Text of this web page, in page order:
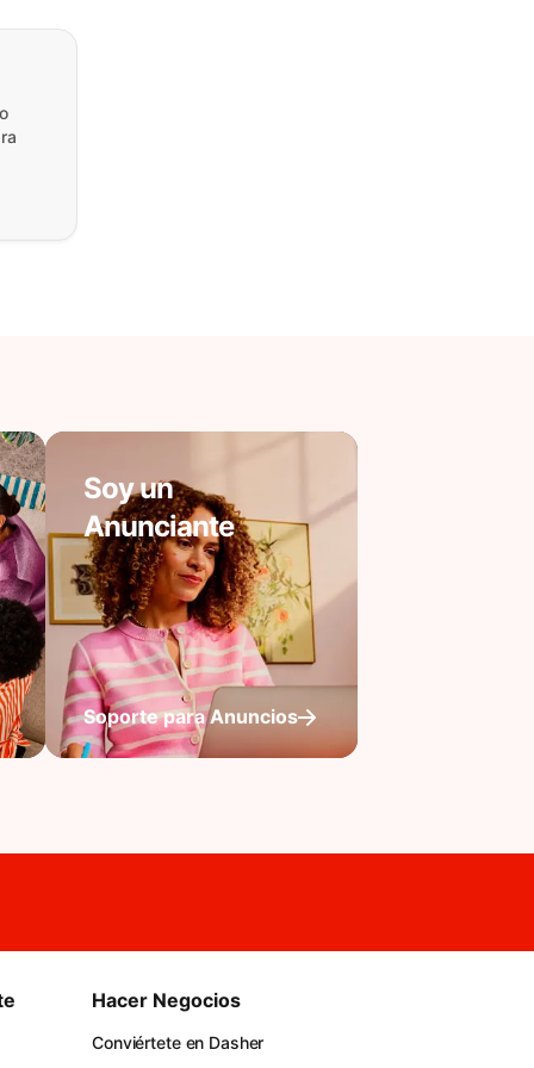
Soy un
Anunciante
Soporte para Anuncios
Hacer Negocios
Conviértete en Dasher